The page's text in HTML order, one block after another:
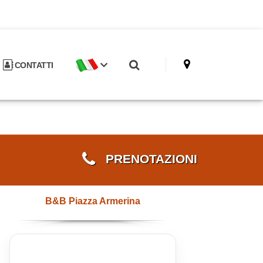
CONTATTI
PRENOTAZIONI
B&B Piazza Armerina